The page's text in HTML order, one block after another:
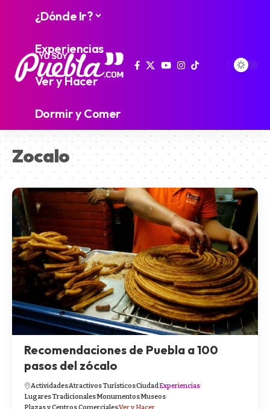
¿Dónde Ir?
Experiencias
Ver y Hacer
Dormir y Comer
Zocalo
Recomendaciones de Puebla a 100
pasos del zócalo
ActividadesAtractivos TurísticosCiudadExperiencias
Lugares TradicionalesMonumentosMuseos
Plazas y Centros ComercialesVer y Hacer